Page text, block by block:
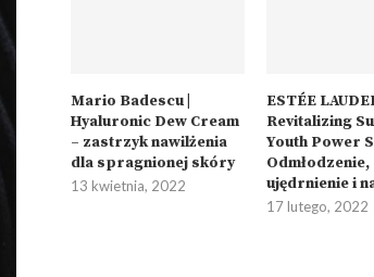
Mario Badescu |
Hyaluronic Dew Cream
– zastrzyk nawilżenia
dla spragnionej skóry
13 kwietnia, 2022
ESTÉE
Revitalizing
Youth Power
Odmłodzenie,
ujędrnienie i
17 lutego, 2022